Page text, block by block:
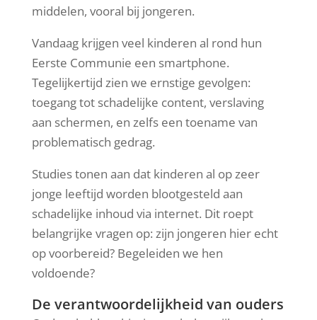
middelen, vooral bij jongeren.
Vandaag krijgen veel kinderen al rond hun
Eerste Communie een smartphone.
Tegelijkertijd zien we ernstige gevolgen:
toegang tot schadelijke content, verslaving
aan schermen, en zelfs een toename van
problematisch gedrag.
Studies tonen aan dat kinderen al op zeer
jonge leeftijd worden blootgesteld aan
schadelijke inhoud via internet. Dit roept
belangrijke vragen op: zijn jongeren hier echt
op voorbereid? Begeleiden we hen
voldoende?
De verantwoordelijkheid van ouders